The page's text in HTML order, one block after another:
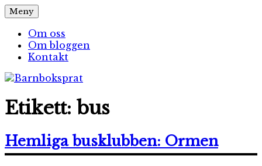
Hoppa
till
innehåll
Barnboksprat
– en blogg om barnböcker
Meny
Om oss
Om bloggen
Kontakt
Etikett: bus
Hemliga busklubben: Ormen